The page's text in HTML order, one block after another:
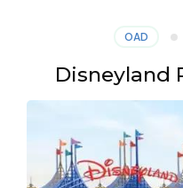
OAD
Disneyland